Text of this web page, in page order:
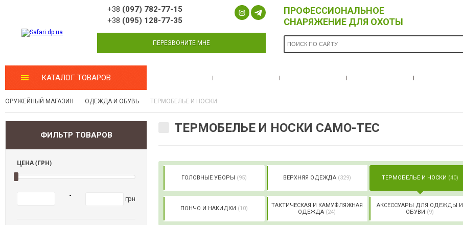
+38 (097) 782-77-15
+38 (095) 128-77-35
ПЕРЕЗВОНИТЕ МНЕ
ПРОФЕССИОНАЛЬНОЕ
СНАРЯЖЕНИЕ ДЛЯ ОХОТЫ
КАТАЛОГ ТОВАРОВ
ОРУЖЕЙНЫЙ МАГАЗИН ОДЕЖДА И ОБУВЬ ТЕРМОБЕЛЬЕ И НОСКИ
ФИЛЬТР ТОВАРОВ
ЦЕНА (ГРН)
- грн
ТЕРМОБЕЛЬЕ И НОСКИ CAMO-TEC
ГОЛОВНЫЕ УБОРЫ (95) ВЕРХНЯЯ ОДЕЖДА (329) ТЕРМОБЕЛЬЕ И НОСКИ (40)
ПОНЧО И НАКИДКИ (10)
ТАКТИЧЕСКАЯ И КАМУФЛЯЖНАЯ
ОДЕЖДА (24)
АКСЕССУАРЫ ДЛЯ ОДЕЖДЫ И
ОБУВИ (9)